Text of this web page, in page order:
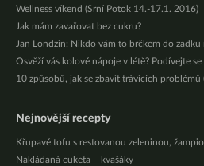
Wellness víkend (Srní Potok 14.-17.1. 2016)
Jak mám zavařovat bez cukru?
Jan Londzin: Nikdo vám to brčkem do zadku
Osvěží vás kolové nápoje v létě? Podívejte
10 způsobů, jak se zbavit trávicích
Nejnovější recepty
Křupavé tofu s restovanou zeleninou,
Nakládaná cuketa – kvašáky